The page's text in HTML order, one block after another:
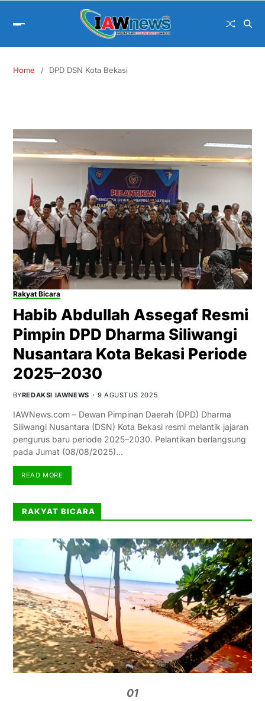
Home DPD DSN Kota Bekasi
Rakyat Bicara
Habib Abdullah Assegaf Resmi
Pimpin DPD Dharma Siliwangi
Nusantara Kota Bekasi Periode
2025–2030
BYREDAKSI IAWNEWS 9 AGUSTUS 2025
IAWNews.com – Dewan Pimpinan Daerah (DPD) Dharma
Siliwangi Nusantara (DSN) Kota Bekasi resmi melantik jajaran
pengurus baru periode 2025–2030. Pelantikan berlangsung
pada Jumat (08/08/2025)…
READ MORE
RAKYAT BICARA
01